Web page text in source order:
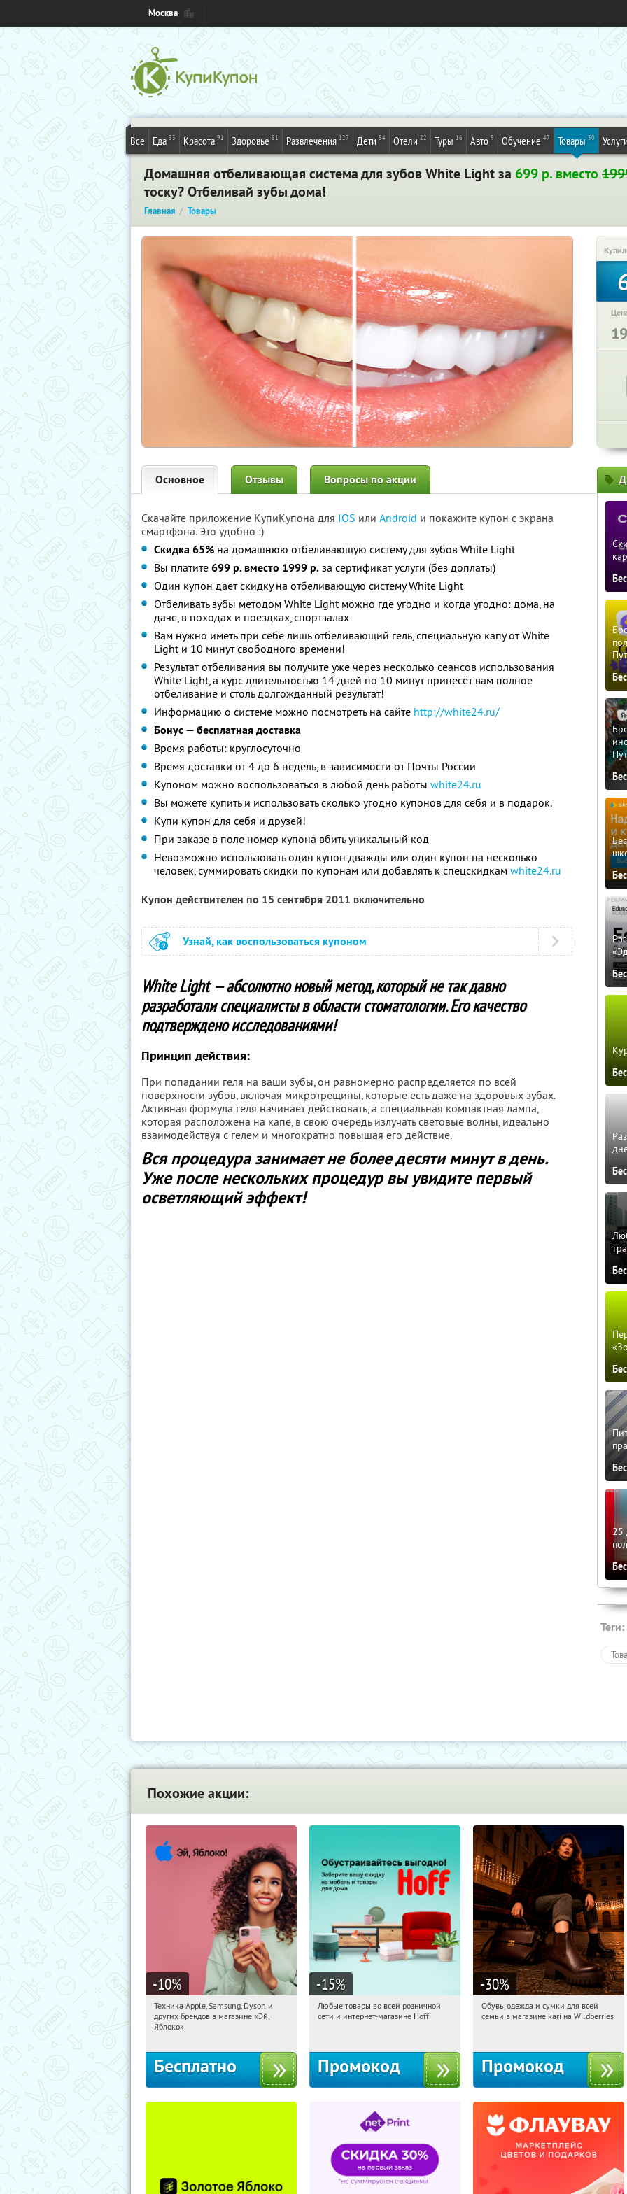
Москва
Все Еда 33 Красота 91 Здоровье 81 Развлечения 127 Дети 54 Отели 22 Туры 16 Авто 9 Обучение 47 Товары 30
Домашняя отбеливающая система для зубов White Light за 699 р. вместо
тоску? Отбеливай зубы дома!
Главная Товары
Основное Отзывы Вопросы по акции
Скачайте приложение КупиКупона для IOS или Android и покажите купон с экрана
смартфона. Это удобно :)
Скидка 65% на домашнюю отбеливающую систему для зубов White Light
Вы платите 699 р. вместо 1999 р. за сертификат услуги (без доплаты)
Один купон дает скидку на отбеливающую систему White Light
Отбеливать зубы методом White Light можно где угодно и когда угодно: дома, на
даче, в походах и поездках, спортзалах
Вам нужно иметь при себе лишь отбеливающий гель, специальную капу от White
Light и 10 минут свободного времени!
Результат отбеливания вы получите уже через несколько сеансов использования
White Light, а курс длительностью 14 дней по 10 минут принесёт вам полное
отбеливание и столь долгожданный результат!
Информацию о системе можно посмотреть на сайте http://white24.ru/
Бонус — бесплатная доставка
Время работы: круглосуточно
Время доставки от 4 до 6 недель, в зависимости от Почты России
Купоном можно воспользоваться в любой день работы white24.ru
Вы можете купить и использовать сколько угодно купонов для себя и в подарок.
Купи купон для себя и друзей!
При заказе в поле номер купона вбить уникальный код
Невозможно использовать один купон дважды или один купон на несколько
человек, суммировать скидки по купонам или добавлять к спецскидкам white24.ru
Купон действителен по 15 сентября 2011 включительно
Узнай, как воспользоваться купоном
White Light — абсолютно новый метод, который не так давно
разработали специалисты в области стоматологии. Его качество
подтверждено исследованиями!
Принцип действия:
При попадании геля на ваши зубы, он равномерно распределяется по всей
поверхности зубов, включая микротрещины, которые есть даже на здоровых зубах.
Активная формула геля начинает действовать, а специальная компактная лампа,
которая расположена на капе, в свою очередь излучать световые волны, идеально
взаимодействуя с гелем и многократно повышая его действие.
Вся процедура занимает не более десяти минут в день.
Уже после нескольких процедур вы увидите первый
осветляющий эффект!
25
Теги:
Похожие акции:
-10%
14:04:42
Получи первым!
Багратионовская
Техника Apple, Samsung, Dyson и
других брендов в магазине «Эй,
Яблоко»
Бесплатно
-15%
14:04:42 Получили:
Любые товары во всей розничной
сети и интернет-магазине Hoff
Промокод
-30%
14:04:42 Получили:
Обувь, одежда и сумки для всей
семьи в магазине kari на Wildberries
Промокод